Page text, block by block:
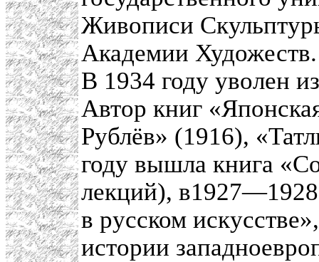
Живописи
Академии Художеств.
В 1934 году уволен
Автор книг
Рублёв» (1916),
году вышла книга
лекций),
в русском
истории